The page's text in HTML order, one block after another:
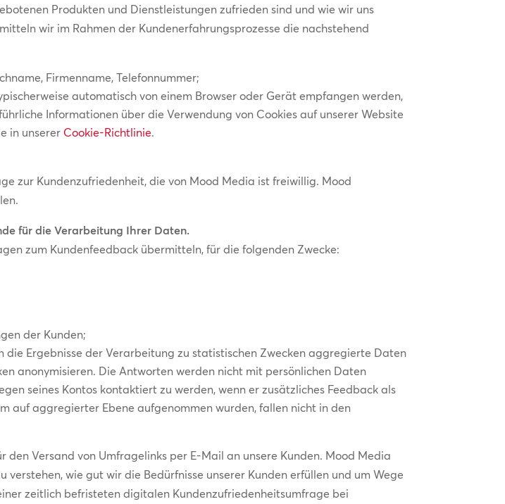
Produkten und Dienstleistungen zufrieden sind und wie wir uns
wir im Rahmen der Kundenerfahrungsprozesse die nachstehend
Firmenname, Telefonnummer;
automatisch von einem Browser oder Gerät empfangen werden,
Informationen über die Verwendung von Cookies auf unserer Website
in unserer Cookie-Richtlinie.
zur Kundenzufriedenheit, die von Mood Media ist freiwillig. Mood
für die Verarbeitung Ihrer Daten.
zum Kundenfeedback übermitteln, für die folgenden Zwecke:
der Kunden;
die Ergebnisse der Verarbeitung zu statistischen Zwecken aggregierte Daten
anonymisieren. Die Antworten werden nicht mit persönlichen Daten
seines Kontos kontaktiert zu werden, wenn er zusätzliches Feedback als
auf aggregierter Ebene aufgenommen wurden, fallen nicht in den
den Versand von Umfragelinks per E-Mail an unsere Kunden. Mood Media
wie gut wir die Bedürfnisse unserer Kunden erfüllen und um Wege
zeitlich befristeten digitalen Kundenzufriedenheitsumfrage bei